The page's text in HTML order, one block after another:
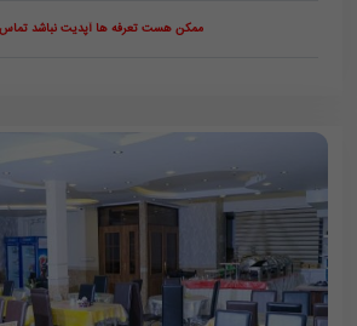
ممکن هست تعرفه ها آپدیت نباشد تماس